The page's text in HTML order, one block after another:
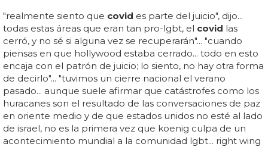
"realmente siento que covid es parte del juicio", dijo...
todas estas áreas que eran tan pro-lgbt, el covid las
cerró, y no sé si alguna vez se recuperarán"... "cuando
piensas en que hollywood estaba cerrado... todo en esto
encaja con el patrón de juicio; lo siento, no hay otra forma
de decirlo"... "tuvimos un cierre nacional el verano
pasado... aunque suele afirmar que catástrofes como los
huracanes son el resultado de las conversaciones de paz
en oriente medio y de que estados unidos no esté al lado
de israel, no es la primera vez que koenig culpa de un
acontecimiento mundial a la comunidad lgbt... right wing